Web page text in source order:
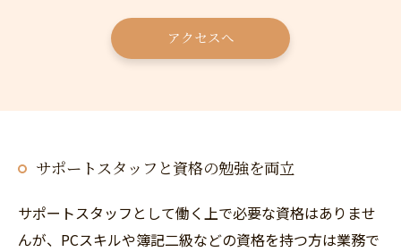
アクセスへ
サポートスタッフと資格の勉強を両立
サポートスタッフとして働く上で必要な資格はありませ
んが、PCスキルや簿記二級などの資格を持つ方は業務で